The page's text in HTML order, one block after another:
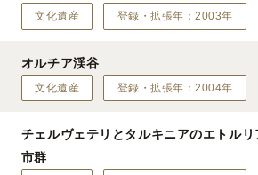
文化遺産 登録・拡張年：2003年
オルチア渓谷
文化遺産 登録・拡張年：2004年
チェルヴェテリとタルキニアのエトルリ
市群